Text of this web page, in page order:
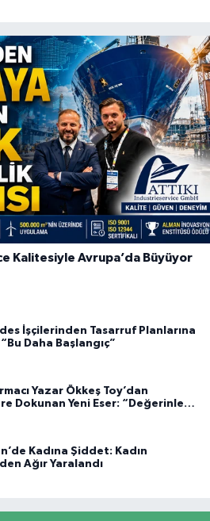
Kalitesiyle Avrupa’da Büyüyor
İşçilerinden Tasarruf Planlarına
Daha Başlangıç”
Yazar Ökkeş Toy’dan
Dokunan Yeni Eser: “Değerinle
Kadına Şiddet: Kadın
Ağır Yaralandı